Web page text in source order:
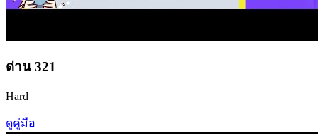
ด่าน 321
Hard
ดูคู่มือ